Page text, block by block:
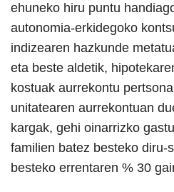
ehuneko hiru puntu
autonomia-erkidegoko
indizearen hazkunde
eta beste aldetik,
kostuak aurrekontu
unitatearen aurrekontuan
kargak, gehi oinarrizko
familien batez besteko diru-
besteko errentaren % 30